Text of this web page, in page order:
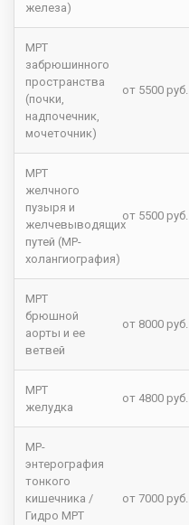
железа)
МРТ
забрюшинного
пространства
(почки,
надпочечник,
мочеточник)
от 5500 руб.
МРТ
желчного
пузыря и
желчевыводящих
путей (МР-
холангиография)
от 5500 руб.
МРТ
брюшной
аорты и ее
ветвей
от 8000 руб.
МРТ
желудка
от 4800 руб.
МР-
энтерография
тонкого
кишечника /
Гидро МРТ
от 7000 руб.